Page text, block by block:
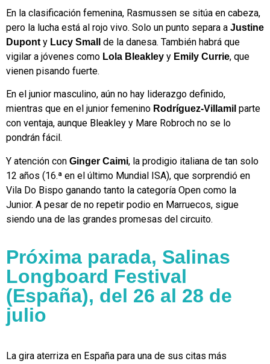
En la clasificación femenina, Rasmussen se sitúa en cabeza,
pero la lucha está al rojo vivo. Solo un punto separa a Justine
Duponty Lucy Small
de la danesa. También habrá que
vigilar a jóvenes como Lola Bleakley y Emily Currie, que
vienen pisando fuerte.
En el junior masculino, aún no hay liderazgo definido,
mientras que en el junior femenino Rodríguez-Villamil parte
con ventaja, aunque Bleakley y Mare Robroch no se lo
pondrán fácil.
Y atención con Ginger Caimi, la prodigio italiana de tan solo
12 años (16.ª en el último Mundial ISA), que sorprendió en
Vila Do Bispo ganando tanto la categoría Open como la
Junior. A pesar de no repetir podio en Marruecos, sigue
siendo una de las grandes promesas del circuito.
Próxima parada, Salinas
Longboard Festival
(España), del 26 al 28 de
julio
La gira aterriza en España para una de sus citas más